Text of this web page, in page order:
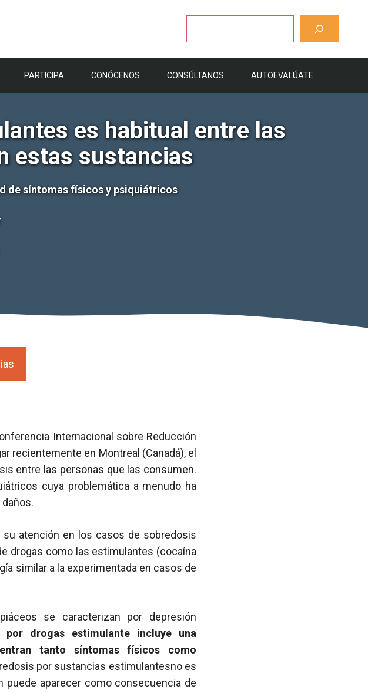
PARTICIPA CONÓCENOS CONSÚLTANOS AUTOEVALÚATE
es habitual entre las
estas sustancias
de síntomas físicos y psiquiátricos
Internacional sobre Reducción
recientemente en Montreal (Canadá), el
entre las personas que las consumen.
cuya problemática a menudo ha
atención en los casos de sobredosis
drogas como las estimulantes (cocaína
similar a la experimentada en casos de
se caracterizan por depresión
por drogas estimulante incluye una
tanto síntomas físicos como
por sustancias estimulantesno es
puede aparecer como consecuencia de